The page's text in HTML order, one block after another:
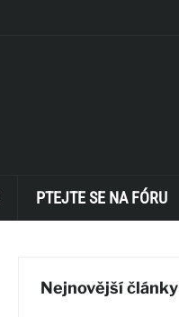
PTEJTE SE NA FÓRU
Nejnovější články